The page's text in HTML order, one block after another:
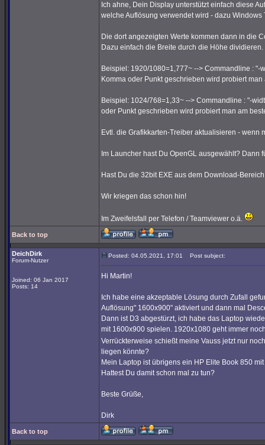
Ich ahne, Dein Display unterstützt einfach diese
welche Auflösung verwendet wird - dazu
Die dort angezeigten Werte kommen dann in die
Dazu einfach die Breite durch die Höhe dividieren.
Beispiel: 1920/1080=1,777~ --> Commandline :
Komma oder Punkt geschrieben wird probiert man
Beispiel: 1024/768=1,33~ --> Commandline : "-
oder Punkt geschrieben wird probiert man am
Evtl. die Grafikkarten-Treiber aktualisieren - wenn
Im Launcher hast Du OpenGL ausgewählt? Dann
Hast Du die 32bit EXE aus dem Download-
Wir kriegen das schon hin!
Im Zweifelsfall per Telefon / Teamviewer o.ä.
Back to top
DeichDirk
Forum-Nutzer
Joined: 06 Jan 2017
Posts: 14
Posted: 04.05.2021, 17:01 Post subject:
Hi Martin!
Ich habe eine akzeptable Lösung durch Zufall
Auflösung" 1600x900" aktiviert und dann mal
Dann ist D3 abgestürzt, ich habe das Laptop
mit 1600x900 spielen. 1920x1080 geht immer
Verrückterweise schießt meine Vauss jetzt nur
liegen könnte?
Mein Laptop ist übrigens ein HP Elite Book 850
Hattest Du damit schon mal zu tun?
Beste Grüße,
Dirk
Back to top